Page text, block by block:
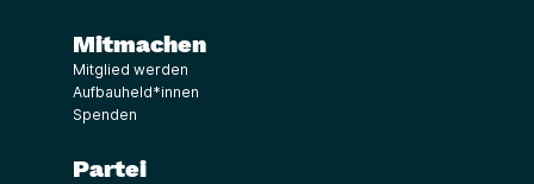
Mitmachen
Mitglied werden
Aufbauheld*innen
Spenden
Partei